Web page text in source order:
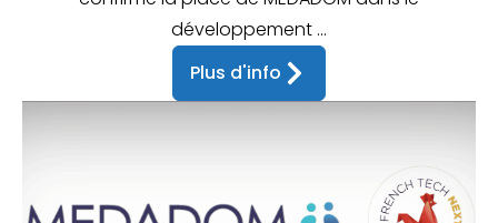
développement ...
Plus d'info